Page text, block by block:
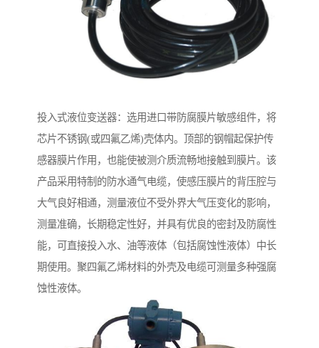
投入式液位变送器：选用进口带防腐膜片敏感组件，将
芯片不锈钢(或四氟乙烯)壳体内。顶部的钢帽起保护传
感器膜片作用，也能使被测介质流畅地接触到膜片。该
产品采用特制的防水通气电缆，使感压膜片的背压腔与
大气良好相通，测量液位不受外界大气压变化的影响，
测量准确，长期稳定性好，并具有优良的密封及防腐性
能，可直接投入水、油等液体（包括腐蚀性液体）中长
期使用。聚四氟乙烯材料的外壳及电缆可测量多种强腐
蚀性液体。